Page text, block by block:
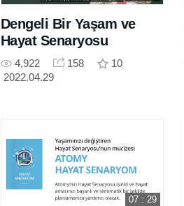
Dengeli Bir Yaşam ve
Hayat Senaryosu
4,922 158
10
2022.04.29
07 : 29